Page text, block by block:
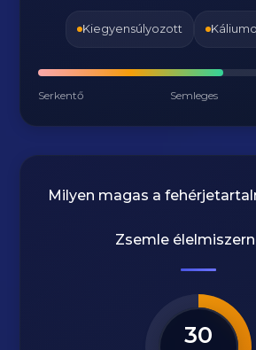
Kiegyensúlyozott
Serkentő Semleges
Milyen magas a
Zsemle
30